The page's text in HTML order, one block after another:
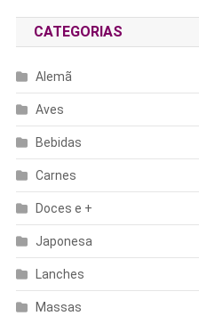
CATEGORIAS
Alemã
Aves
Bebidas
Carnes
Doces e +
Japonesa
Lanches
Massas